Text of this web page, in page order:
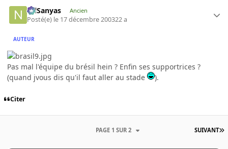
NilSanyas Ancien
Posté(e) le 17 décembre 200322 a
AUTEUR
Pas mal l'équipe du brésil hein ? Enfin ses supportrices ?
(quand jvous dis qu'il faut aller au stade
).
Citer
SUIVANT
PAGE 1 SUR 2